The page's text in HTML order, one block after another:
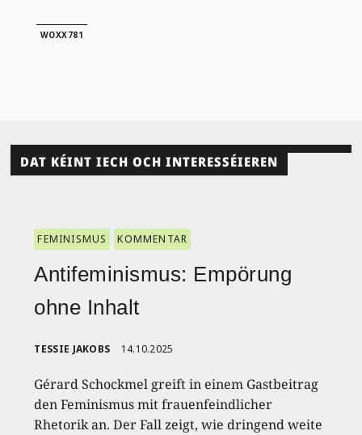
WOXX781
DAT KÉINT IECH OCH INTERESSÉIEREN
FEMINISMUS KOMMENTAR
Antifeminismus: Empörung
ohne Inhalt
TESSIE JAKOBS 14.10.2025
Gérard Schockmel greift in einem Gastbeitrag
den Feminismus mit frauenfeindlicher
Rhetorik an. Der Fall zeigt, wie dringend weite